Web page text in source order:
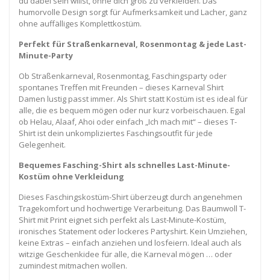
humorvolle Design sorgt für Aufmerksamkeit und Lacher, ganz
ohne auffälliges Komplettkostüm.
Perfekt für Straßenkarneval, Rosenmontag & jede Last-
Minute-Party
Ob Straßenkarneval, Rosenmontag, Faschingsparty oder
spontanes Treffen mit Freunden – dieses Karneval Shirt
Damen lustig passt immer. Als Shirt statt Kostüm ist es ideal für
alle, die es bequem mögen oder nur kurz vorbeischauen. Egal
ob Helau, Alaaf, Ahoi oder einfach „Ich mach mit“ – dieses T-
Shirt ist dein unkompliziertes Faschingsoutfit für jede
Gelegenheit.
Bequemes Fasching-Shirt als schnelles Last-Minute-
Kostüm ohne Verkleidung
Dieses Faschingskostüm-Shirt überzeugt durch angenehmen
Tragekomfort und hochwertige Verarbeitung. Das Baumwoll T-
Shirt mit Print eignet sich perfekt als Last-Minute-Kostüm,
ironisches Statement oder lockeres Partyshirt. Kein Umziehen,
keine Extras – einfach anziehen und losfeiern. Ideal auch als
witzige Geschenkidee für alle, die Karneval mögen … oder
zumindest mitmachen wollen.